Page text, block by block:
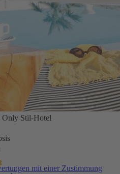
Stil-Hotel
mit einer Zustimmung